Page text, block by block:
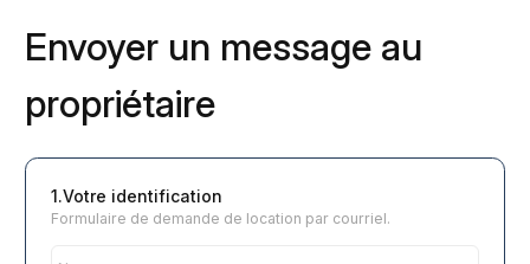
Envoyer un message au
propriétaire
Formulaire de demande de location par courriel.
1.Votre identification